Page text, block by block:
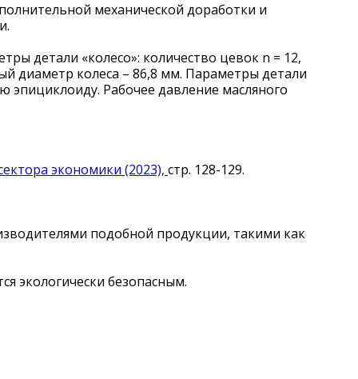
механической доработки и
детали «колесо»: количество цевок n = 12,
диаметр колеса – 86,8 мм. Параметры детали
эпициклоиду. Рабочее давление масляного
экономики (2023), стр. 128-129.
подобной продукции, такими как
экологически безопасным.